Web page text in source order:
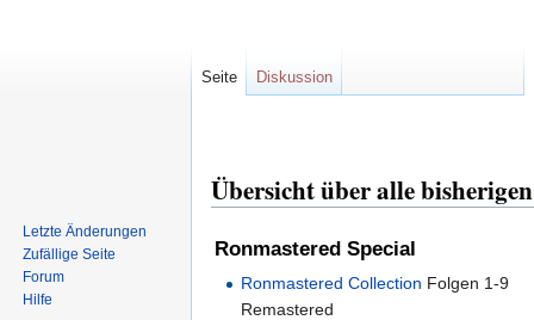
springen
springen
Übersicht über alle
Ronmastered Special
Ronmastered Collection Folgen 1-9
Remastered
Seite Diskussion
Letzte Änderungen
Zufällige Seite
Forum
Hilfe